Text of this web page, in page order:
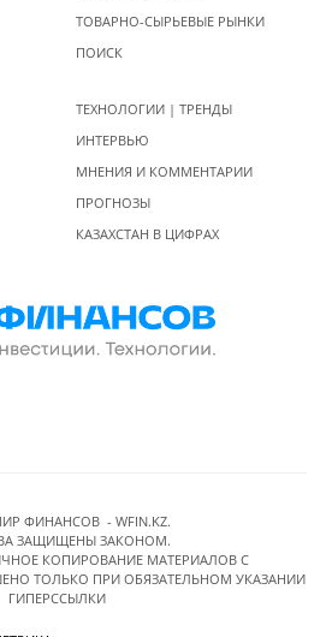
ТОВАРНО-СЫРЬЕВЫЕ РЫНКИ
ПОИСК
ТЕХНОЛОГИИ | ТРЕНДЫ
ИНТЕРВЬЮ
МНЕНИЯ И КОММЕНТАРИИ
ПРОГНОЗЫ
КАЗАХСТАН В ЦИФРАХ
ФИНАНСОВ - WFIN.KZ.
ЗАЩИЩЕНЫ ЗАКОНОМ.
КОПИРОВАНИЕ МАТЕРИАЛОВ C
ТОЛЬКО ПРИ ОБЯЗАТЕЛЬНОМ УКАЗАНИИ
ГИПЕРССЫЛКИ